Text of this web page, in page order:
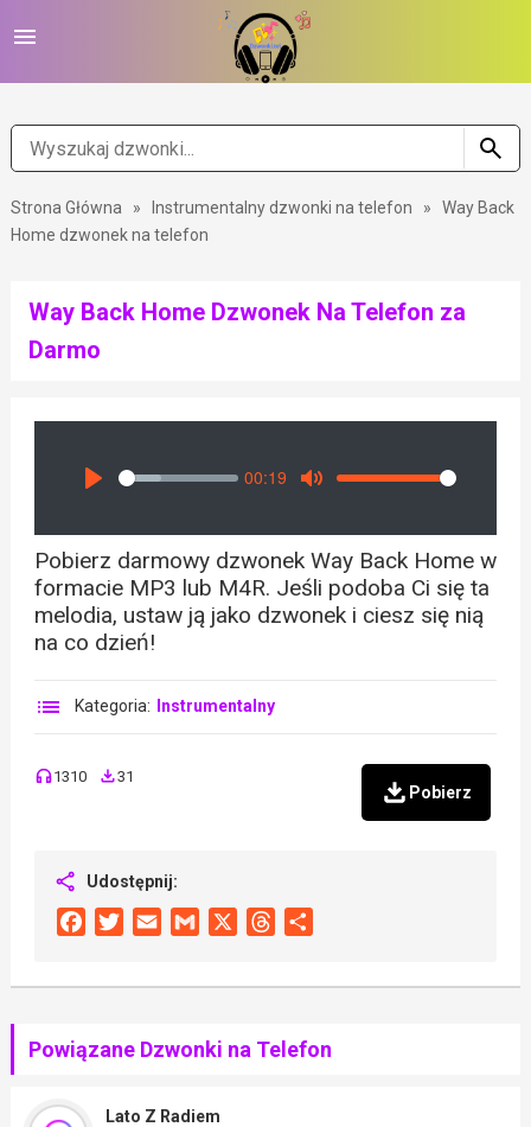
Strona Główna » Instrumentalny dzwonki na telefon »
Way Back
Home dzwonek na telefon
Way Back Home Dzwonek Na Telefon za
Darmo
Seek
00:19
Volume
Pobierz darmowy dzwonek Way Back Home w
formacie MP3 lub M4R. Jeśli podoba Ci się ta
melodia, ustaw ją jako dzwonek i ciesz się nią
na co dzień!
Kategoria: Instrumentalny
1310 31
Pobierz
Udostępnij:
FacebookTwitterEmail Gmail Threads
Powiązane Dzwonki na Telefon
Lato Z Radiem